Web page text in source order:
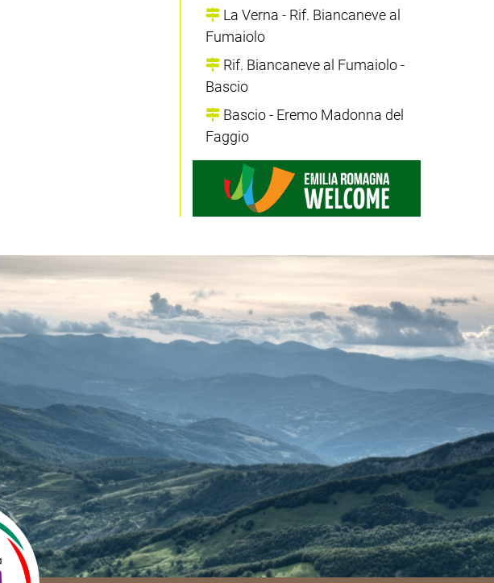
La Verna - Rif. Biancaneve al
Fumaiolo
Rif. Biancaneve al Fumaiolo -
Bascio
Bascio - Eremo Madonna del
Faggio